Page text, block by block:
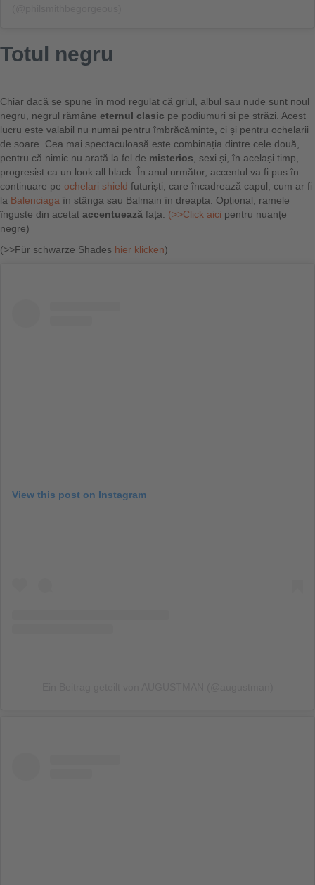
Totul negru
Chiar dacă se spune în mod regulat că griul, albul sau nude sunt noul
negru, negrul rămâne eternul clasic pe podiumuri și pe străzi. Acest
lucru este valabil nu numai pentru îmbrăcăminte, ci și pentru ochelarii
de soare. Cea mai spectaculoasă este combinația dintre cele două,
pentru că nimic nu arată la fel de misterios , sexi și, în același timp,
progresist ca un look all black. În anul următor, accentul va fi pus în
continuare pe ochelari shield futuriști, care încadrează capul, cum ar fi
la Balenciaga în stânga sau Balmain în dreapta. Opțional, ramele
înguste din acetat accentuează fața. (>>Click aici pentru nuanțe
negre)
(>>Für schwarze Shades hier klicken)
View this post on Instagram